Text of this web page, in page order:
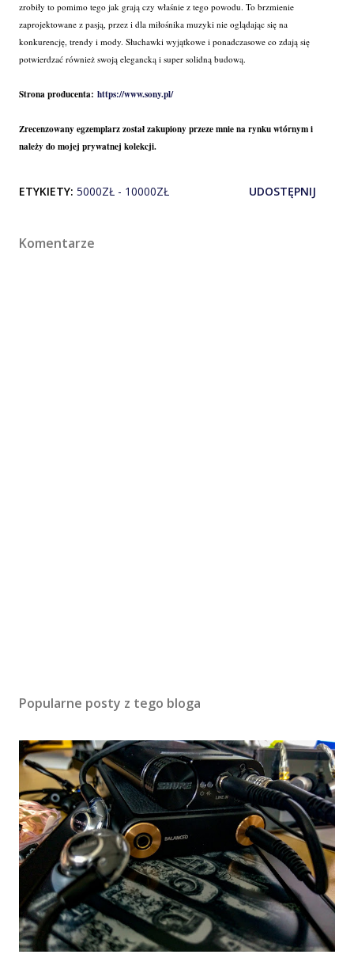
zrobiły to pomimo tego jak grają czy właśnie z tego powodu. To brzmienie
zaprojektowane z pasją, przez i dla miłośnika muzyki nie oglądając się na
konkurencję, trendy i mody. Słuchawki wyjątkowe i ponadczasowe co zdają się
potwierdzać również swoją elegancką i super solidną budową.
Strona producenta: https://www.sony.pl/
Zrecenzowany egzemplarz został zakupiony przeze mnie na rynku wtórnym i
należy do mojej prywatnej kolekcji.
ETYKIETY: 5000ZŁ - 10000ZŁ UDOSTĘPNIJ
Komentarze
Popularne posty z tego bloga